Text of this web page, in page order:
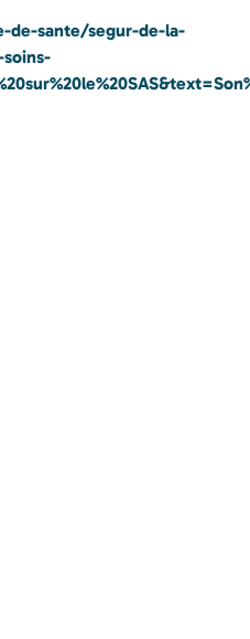
de-sante/segur-de-la-